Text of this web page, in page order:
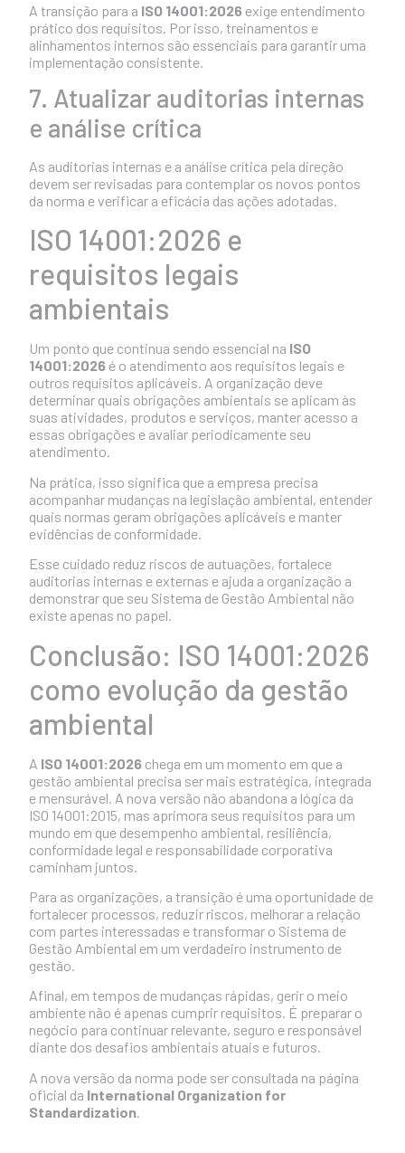
A transição para a ISO 14001:2026 exige entendimento
prático dos requisitos. Por isso, treinamentos e
alinhamentos internos são essenciais para garantir uma
implementação consistente.
7. Atualizar auditorias internas
e análise crítica
As auditorias internas e a análise crítica pela direção
devem ser revisadas para contemplar os novos pontos
da norma e verificar a eficácia das ações adotadas.
ISO 14001:2026 e
requisitos legais
ambientais
Um ponto que continua sendo essencial na ISO
14001:2026 é o atendimento aos requisitos legais e
outros requisitos aplicáveis. A organização deve
determinar quais obrigações ambientais se aplicam às
suas atividades, produtos e serviços, manter acesso a
essas obrigações e avaliar periodicamente seu
atendimento.
Na prática, isso significa que a empresa precisa
acompanhar mudanças na legislação ambiental, entender
quais normas geram obrigações aplicáveis e manter
evidências de conformidade.
Esse cuidado reduz riscos de autuações, fortalece
auditorias internas e externas e ajuda a organização a
demonstrar que seu Sistema de Gestão Ambiental não
existe apenas no papel.
Conclusão: ISO 14001:2026
como evolução da gestão
ambiental
A ISO 14001:2026 chega em um momento em que a
gestão ambiental precisa ser mais estratégica, integrada
e mensurável. A nova versão não abandona a lógica da
ISO 14001:2015, mas aprimora seus requisitos para um
mundo em que desempenho ambiental, resiliência,
conformidade legal e responsabilidade corporativa
caminham juntos.
Para as organizações, a transição é uma oportunidade de
fortalecer processos, reduzir riscos, melhorar a relação
com partes interessadas e transformar o Sistema de
Gestão Ambiental em um verdadeiro instrumento de
gestão.
Afinal, em tempos de mudanças rápidas, gerir o meio
ambiente não é apenas cumprir requisitos. É preparar o
negócio para continuar relevante, seguro e responsável
diante dos desafios ambientais atuais e futuros.
A nova versão da norma pode ser consultada na página
oficial da International Organization for
Standardization